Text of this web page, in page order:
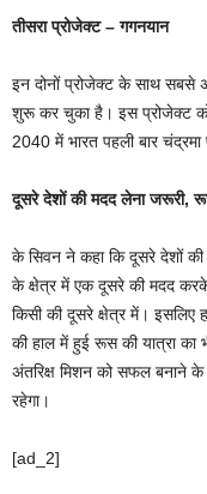
तीसरा प्रोजेक्ट – गगनयान
इन दोनों प्रोजेक्ट के साथ सबसे
शुरू कर चुका है। इस प्रोजेक्ट
2040 में भारत पहली बार चंद्रमा
दूसरे देशों की मदद लेना जरूरी,
के सिवन ने कहा कि दूसरे देशों की
के क्षेत्र में एक दूसरे की मदद करके
किसी की दूसरे क्षेत्र में। इसलिए
की हाल में हुई रूस की यात्रा का
अंतरिक्ष मिशन को सफल बनाने
रहेगा।
[ad_2]